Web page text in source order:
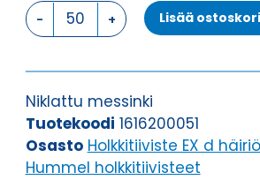
HSK-
M-
Ex
M
20
x
1,5
Lisää
Niklattu messinki
Tuotekoodi 1616200051
Osasto Holkkitiiviste EX d
Hummel holkkitiivisteet